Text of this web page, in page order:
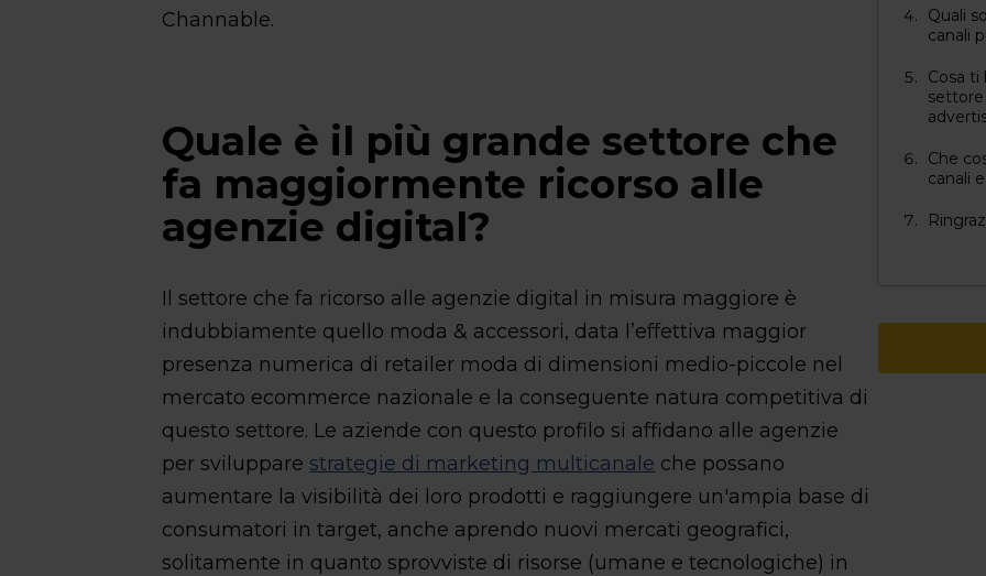
Channable.
Quale è il più grande settore che
fa maggiormente ricorso alle
agenzie digital?
Il settore che fa ricorso alle agenzie digital in misura maggiore è
indubbiamente quello moda & accessori, data l’effettiva maggior
presenza numerica di retailer moda di dimensioni medio-piccole nel
mercato ecommerce nazionale e la conseguente natura competitiva di
questo settore. Le aziende con questo profilo si affidano alle agenzie
per sviluppare strategie di marketing multicanale che possano
aumentare la visibilità dei loro prodotti e raggiungere un'ampia base di
consumatori in target, anche aprendo nuovi mercati geografici,
solitamente in quanto sprovviste di risorse (umane e tecnologiche) in
Quali
canali
Cosa ti
Che
canali